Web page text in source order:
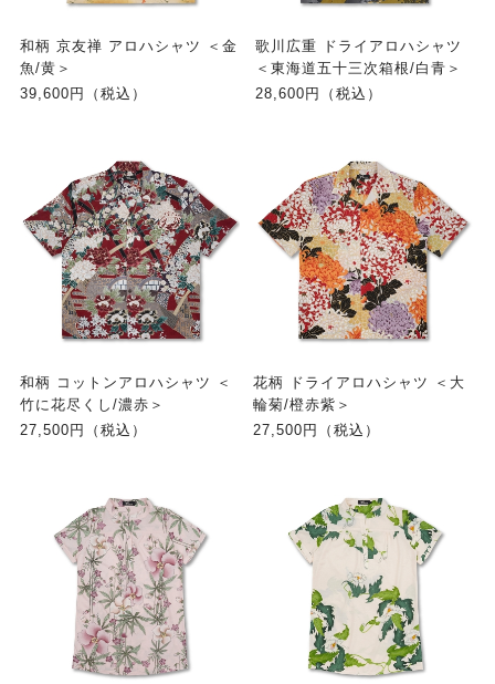
和柄 京友禅 アロハシャツ ＜金
魚/黄＞
39,600円（税込）
歌川広重 ドライアロハシャツ
＜東海道五十三次箱根/白青＞
28,600円（税込）
和柄 コットンアロハシャツ ＜
竹に花尽くし/濃赤＞
27,500円（税込）
花柄 ドライアロハシャツ ＜大
輪菊/橙赤紫＞
27,500円（税込）